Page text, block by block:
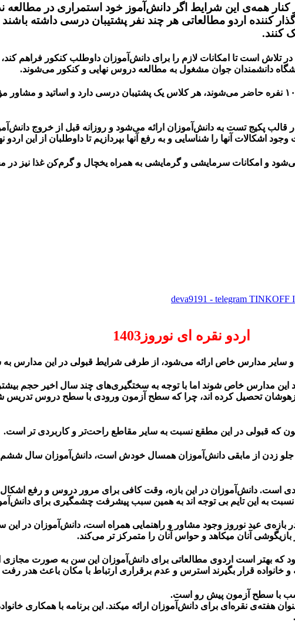
همه‌ی این شرایط اگر دانش‌آموز خود استمراری در
کننده اردو مطالعاتی هر چند نفر پشتیبان درسی داشته باشند
کنند‌.
در تلاش است تا امکانات لازم را برای دانش‌آموزان داوطلب کنکور فراهم
دانشمندان جوان مشغول به مطالعه دروس نهایی و کنکور می‌شوند.
داوطلبان هر روز از ساعت ۸ صبح تا ۲۰ شب در کلاسهای حداکثر ۱۰ نفره حاضر می‌شوند، هر کلاس یک پشتیبان
قالب پکیج تست به دانش‌آموزان ارائه می‌شود و روزانه قبل از خروج
آنها را شناسایی و به رفع آنها بپردازیم تا داوطلبان از این اردو
و امکانات سرمایشی و گرمایشی به همراه یخچال و گرم‌کن غذا نیز
اردو نقره ای نوروز1403
و سایر مدارس خاص ارائه می‌شود، از طرفی شرایط قبولی در این
مدارس خاص شوند اما با توجه به سختگیری‌های چند سال اخیر حجم بیشتر
تحصیل کرده اند، چرا که سطح آزمون ورودی با سطح دروس تدریس
که قبولی در این مطقع نسبت به سایر مقاطع راحت‌تر و کاربردی تر است.
زدن از مابقی دانش‌آموزان همسال خودش است، دانش‌آموزان سال ششم
است. دانش‌آموزان در این بازه، وقت کافی برای مرور دروس و رفع اشکال
به این تایم بی توجه اند به همین سبب پیشرفت چشمگیری برای
عید نوروز وجود مشاور و راهنمایی همراه است، دانش‌آموزان در این سن
آنان میکاهد و حواس آنان را متمرکز تر می‌کند.
بهتر است اردوی مطالعاتی برای دانش‌آموزان این سن به صورت مجازی
و خانواده قرار بگیرند استرس و عدم برقراری ارتباط با مکان باعث هدر
با سطح آزمون پیش رو است.
هفته‌ی نقره‌ای برای دانش‌آموزان ارائه میکند. این برنامه با همکاری